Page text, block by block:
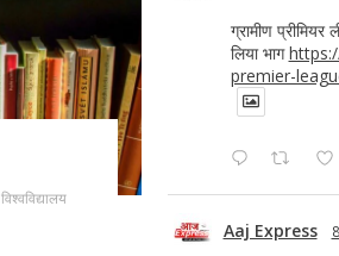
विश्वविद्यालय
ग्रामीण
लिया भाग
premier-
Aaj Express